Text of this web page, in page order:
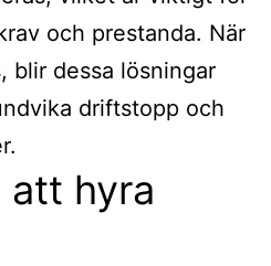
och prestanda. När
blir dessa lösningar
driftstopp och
att hyra